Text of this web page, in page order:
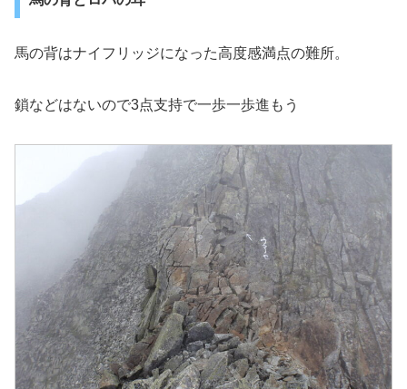
馬の背はナイフリッジになった高度感満点の難所。
鎖などはないので3点支持で一歩一歩進もう